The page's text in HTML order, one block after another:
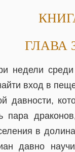
ГЛАВА
недели
вход в
давности,
пара
в
давно